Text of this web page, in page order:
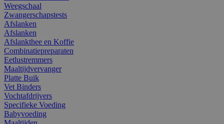
Weegschaal
Zwangerschapstests
Afslanken
Afslanken
Afslankthee en Koffie
Combinatiepreparaten
Eetlustremmers
Maaltijdvervanger
Platte Buik
Vet Binders
Vochtafdrijvers
Specifieke Voeding
Babyvoeding